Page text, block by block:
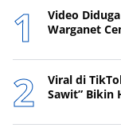
Video
Warganet
Viral di
Sawit” Bikin